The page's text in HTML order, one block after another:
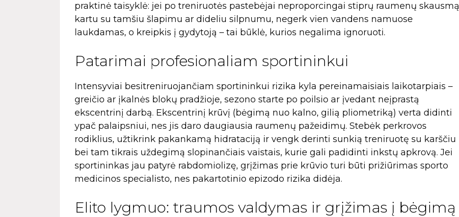
praktinė taisyklė: jei po treniruotės pastebėjai neproporcingai stiprų raumenų skausmą
kartu su tamšiu šlapimu ar dideliu silpnumu, negerk vien vandens namuose
laukdamas, o kreipkis į gydytoją – tai būklė, kurios negalima ignoruoti.
Patarimai profesionaliam sportininkui
Intensyviai besitreniruojančiam sportininkui rizika kyla pereinamaisiais laikotarpiais –
greičio ar įkalnės blokų pradžioje, sezono starte po poilsio ar įvedant neįprastą
ekscentrinį darbą. Ekscentrinį krūvį (bėgimą nuo kalno, gilią pliometriką) verta didinti
ypač palaipsniui, nes jis daro daugiausia raumenų pažeidimų. Stebėk perkrovos
rodiklius, užtikrink pakankamą hidrataciją ir vengk derinti sunkią treniruotę su karščiu
bei tam tikrais uždegimą slopinančiais vaistais, kurie gali padidinti inkstų apkrovą. Jei
sportininkas jau patyrė rabdomiolizę, grįžimas prie krūvio turi būti prižiūrimas sporto
medicinos specialisto, nes pakartotinio epizodo rizika didėja.
Elito lygmuo: traumos valdymas ir grįžimas į bėgimą